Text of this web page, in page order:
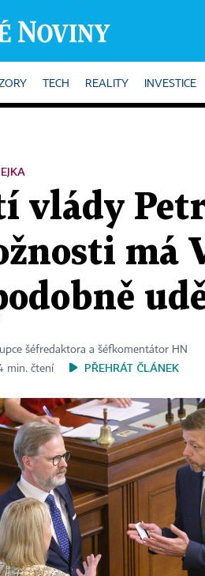
TECH REALITY INVESTICE
vlády
má
šéfredaktora a šéfkomentátor HN
min. čtení
PŘEHRÁT ČLÁNEK